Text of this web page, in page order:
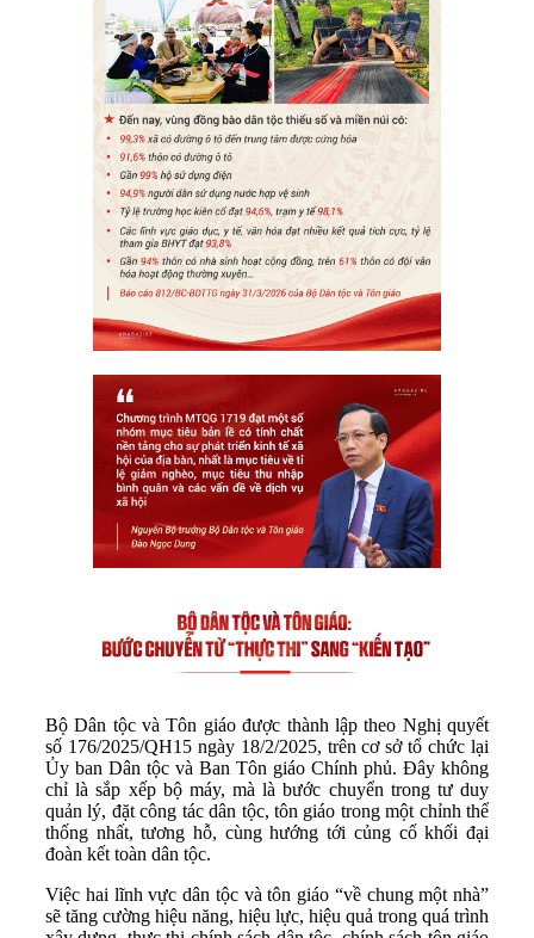
Bộ Dân tộc và Tôn giáo được thành lập theo Nghị quyết
số 176/2025/QH15 ngày 18/2/2025, trên cơ sở tổ chức lại
Ủy ban Dân tộc và Ban Tôn giáo Chính phủ. Đây không
chỉ là sắp xếp bộ máy, mà là bước chuyển trong tư duy
quản lý, đặt công tác dân tộc, tôn giáo trong một chỉnh thể
thống nhất, tương hỗ, cùng hướng tới củng cố khối đại
đoàn kết toàn dân tộc.
Việc hai lĩnh vực dân tộc và tôn giáo “về chung một nhà”
sẽ tăng cường hiệu năng, hiệu lực, hiệu quả trong quá trình